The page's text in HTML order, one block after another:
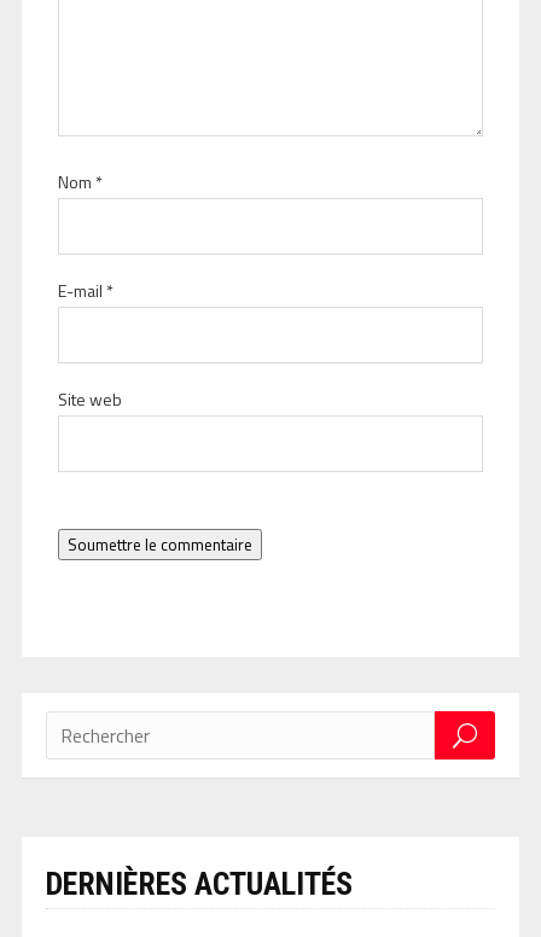
Nom *
E-mail *
Site web
Soumettre le commentaire
DERNIÈRES ACTUALITÉS